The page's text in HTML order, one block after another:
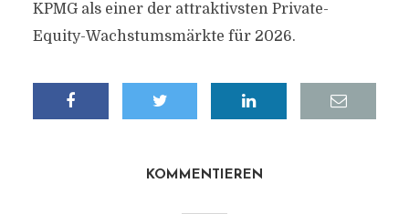
KPMG als einer der attraktivsten Private-
Equity-Wachstumsmärkte für 2026.
KOMMENTIEREN